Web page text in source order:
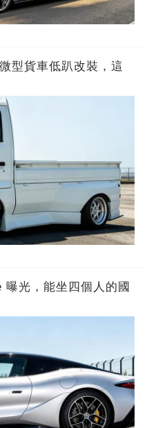
型貨車低趴改裝，這
光，能坐四個人的國